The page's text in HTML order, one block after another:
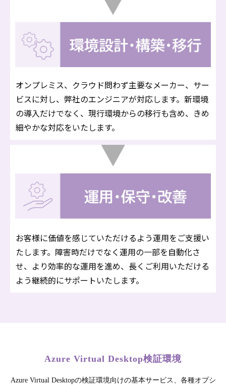
オンプレミス、クラウド問わず主要なメーカー、サー
ビスに対し、弊社のエンジニアが対応します。新環境
の導入だけでなく、現行環境からの移行も含め、きめ
細やかな対応をいたします。
お客様に価値を感じていただけるよう運用をご支援い
たします。障害時だけでなく運用の一部を自動化さ
せ、より効率的な運用を進め、長くご利用いただける
よう継続的にサポートいたします。
Azure Virtual Desktop検証環境
Azure Virtual Desktopの検証環境向けの基本サービス、各種オプシ